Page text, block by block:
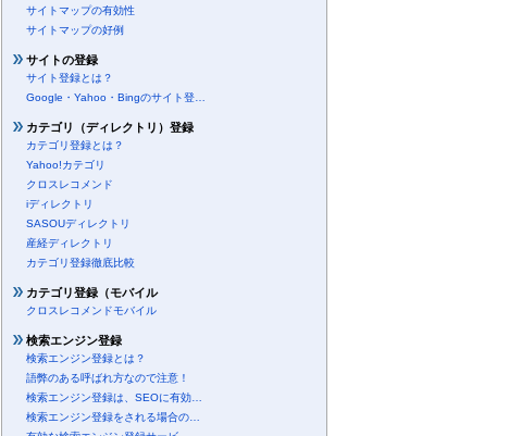
サイトマップの有効性
サイトマップの好例
サイトの登録
サイト登録とは？
Google・Yahoo・Bingのサイト登…
カテゴリ（ディレクトリ）登録
カテゴリ登録とは？
Yahoo!カテゴリ
クロスレコメンド
iディレクトリ
SASOUディレクトリ
産経ディレクトリ
カテゴリ登録徹底比較
カテゴリ登録（モバイル
クロスレコメンドモバイル
検索エンジン登録
検索エンジン登録とは？
語弊のある呼ばれ方なので注意！
検索エンジン登録は、SEOに有効…
検索エンジン登録をされる場合の…